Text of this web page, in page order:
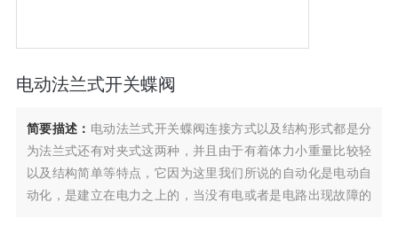
电动法兰式开关蝶阀
简要描述： 电动法兰式开关蝶阀连接方式以及结构形式都是分
为法兰式还有对夹式这两种，并且由于有着体力小重量比较轻
以及结构简单等特点，它因为这里我们所说的自动化是电动自
动化，是建立在电力之上的，当没有电或者是电路出现故障的